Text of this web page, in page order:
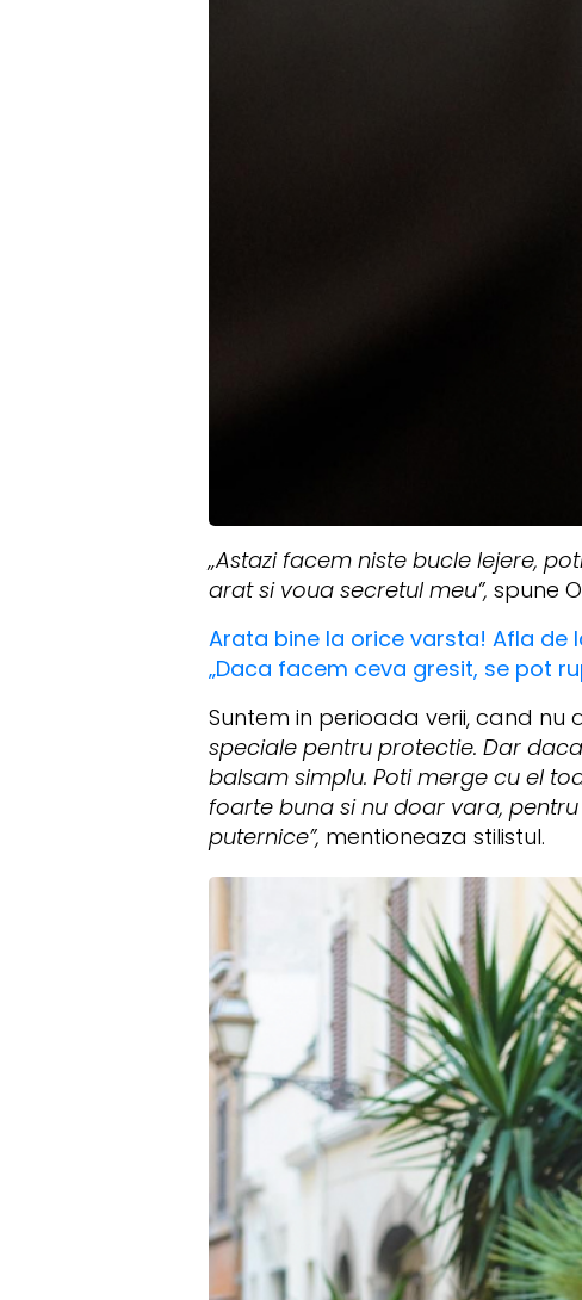
„Astazi facem niste bucle lejere,
arat si voua secretul meu”, spune
Arata bine la orice varsta! Afla
„Daca facem ceva gresit, se pot
Suntem in perioada verii, cand nu
speciale pentru protectie. Dar
balsam simplu. Poti merge cu el
foarte buna si nu doar vara,
puternice”, mentioneaza stilistul.